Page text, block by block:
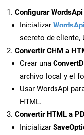
Configurar
Inicializar WordsApi
secreto de cliente,
Convertir CHM a
Crear una
archivo local y el
Usar WordsApi
HTML.
Convertir HTML a
Inicializar